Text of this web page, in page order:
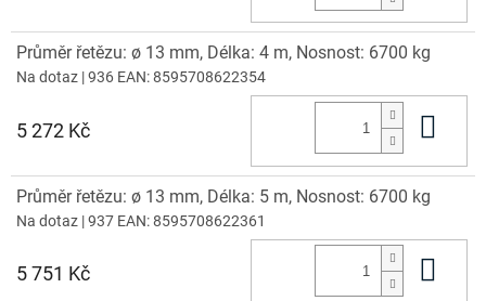
Průměr řetězu: ø 13 mm, Délka: 4 m, Nosnost: 6700 kg
Na dotaz | 936 EAN:8595708622354
5 272 Kč
Průměr řetězu: ø 13 mm, Délka: 5 m, Nosnost: 6700 kg
Na dotaz | 937 EAN:8595708622361
5 751 Kč